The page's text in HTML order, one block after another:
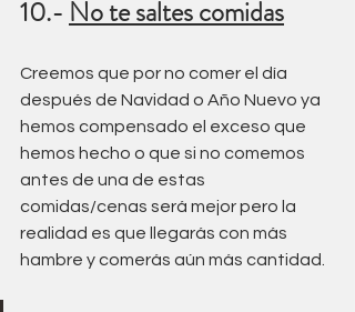
10.- No te saltes comidas
Creemos que por no comer el día
después de Navidad o Año Nuevo ya
hemos compensado el exceso que
hemos hecho o que si no comemos
antes de una de estas
comidas/cenas será mejor pero la
realidad es que llegarás con más
hambre y comerás aún más cantidad.